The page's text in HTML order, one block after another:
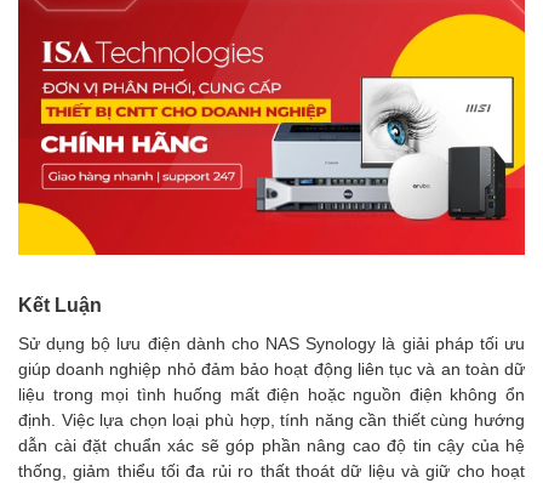
Kết Luận
Sử dụng bộ lưu điện dành cho NAS Synology là giải pháp tối ưu
giúp doanh nghiệp nhỏ đảm bảo hoạt động liên tục và an toàn dữ
liệu trong mọi tình huống mất điện hoặc nguồn điện không ổn
định. Việc lựa chọn loại phù hợp, tính năng cần thiết cùng hướng
dẫn cài đặt chuẩn xác sẽ góp phần nâng cao độ tin cậy của hệ
thống, giảm thiểu tối đa rủi ro thất thoát dữ liệu và giữ cho hoạt